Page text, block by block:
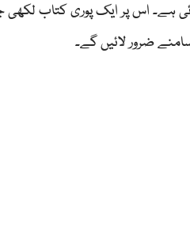
ہے۔ اس پر ایک پوری کتاب
ضرور لائیں گے۔